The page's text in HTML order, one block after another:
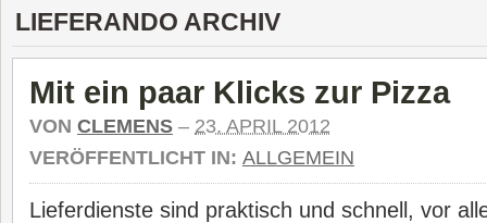
LIEFERANDO ARCHIV
Mit ein paar Klicks zur Pizza
VON CLEMENS – 23. APRIL 2012
VERÖFFENTLICHT IN: ALLGEMEIN
Lieferdienste sind praktisch und schnell, vor